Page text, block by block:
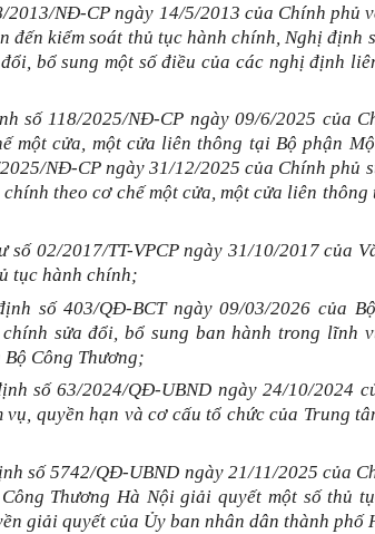
NĐ-CP ngày 14/5/2013 của Chính phủ
đến kiểm soát thủ tục hành chính, Nghị định
bổ sung một số điều của các nghị định
số 118/2025/NĐ-CP ngày 09/6/2025 của
một cửa, một cửa liên thông tại Bộ phận
NĐ-CP ngày 31/12/2025 của Chính phủ
theo cơ chế một cửa, một cửa liên
số 02/2017/TT-VPCP ngày 31/10/2017 của
tục hành chính;
số 403/QĐ-BCT ngày 09/03/2026 của
sửa đổi, bổ sung ban hành trong lĩnh
Công Thương;
số 63/2024/QĐ-UBND ngày 24/10/2024
quyền hạn và cơ cấu tổ chức của Trung
số 5742/QĐ-UBND ngày 21/11/2025 của
Thương Hà Nội giải quyết một số thủ
giải quyết của Ủy ban nhân dân thành phố